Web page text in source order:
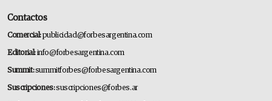
Contactos
Comercial:publicidad@forbesargentina.com
Editorial:info@forbesargentina.com
Summit:summitforbes@forbesargentina.com
Suscripciones:suscripciones@forbes.ar